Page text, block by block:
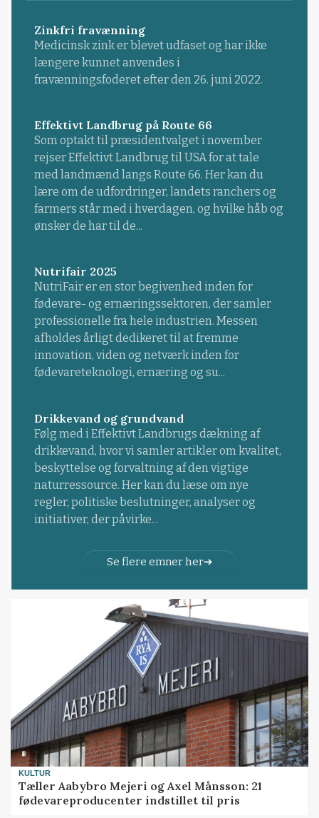
Zinkfri fravænning
Medicinsk zink er blevet udfaset og har ikke
længere kunnet anvendes i
fravænningsfoderet efter den 26. juni 2022.
Effektivt Landbrug på Route 66
Som optakt til præsidentvalget i november
rejser Effektivt Landbrug til USA for at tale
med landmænd langs Route 66. Her kan du
lære om de udfordringer, landets ranchers og
farmers står med i hverdagen, og hvilke håb og
ønsker de har til de...
Nutrifair 2025
NutriFair er en stor begivenhed inden for
fødevare- og ernæringssektoren, der samler
professionelle fra hele industrien. Messen
afholdes årligt dedikeret til at fremme
innovation, viden og netværk inden for
fødevareteknologi, ernæring og su...
Drikkevand og grundvand
Følg med i Effektivt Landbrugs dækning af
drikkevand, hvor vi samler artikler om kvalitet,
beskyttelse og forvaltning af den vigtige
naturressource. Her kan du læse om nye
regler, politiske beslutninger, analyser og
initiativer, der påvirke...
Se flere emner her
KULTUR
Tæller Aabybro Mejeri og Axel Månsson: 21
fødevareproducenter indstillet til pris